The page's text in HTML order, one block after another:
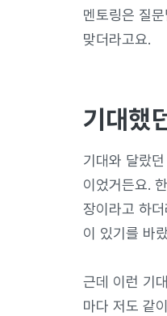
멘토링은 질
맞더라고요.
기대했
기대와 달랐
이었거든요.
장이라고 하
이 있기를 바
근데 이런 기
마다 저도 같